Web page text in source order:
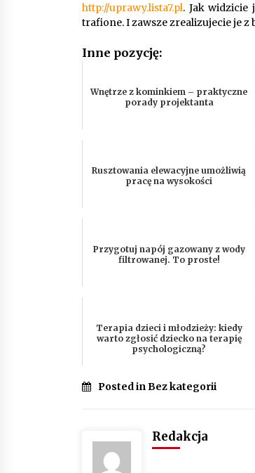
http://uprawy.lista7.pl. Jak widzicie
trafione. I zawsze zrealizujecie je
Inne pozycję:
Wnętrze z kominkiem – praktyczne
porady projektanta
Rusztowania elewacyjne umożliwią
pracę na wysokości
Przygotuj napój gazowany z wody
filtrowanej. To proste!
Terapia dzieci i młodzieży: kiedy
warto zgłosić dziecko na terapię
psychologiczną?
Posted in Bez kategorii
Redakcja